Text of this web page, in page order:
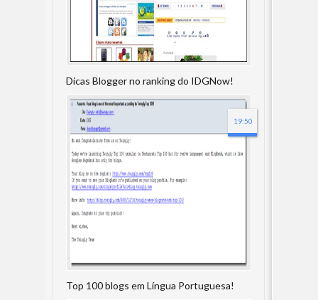
Dicas Blogger no ranking do IDGNow!
Top 100 blogs em Língua Portuguesa!
19:50